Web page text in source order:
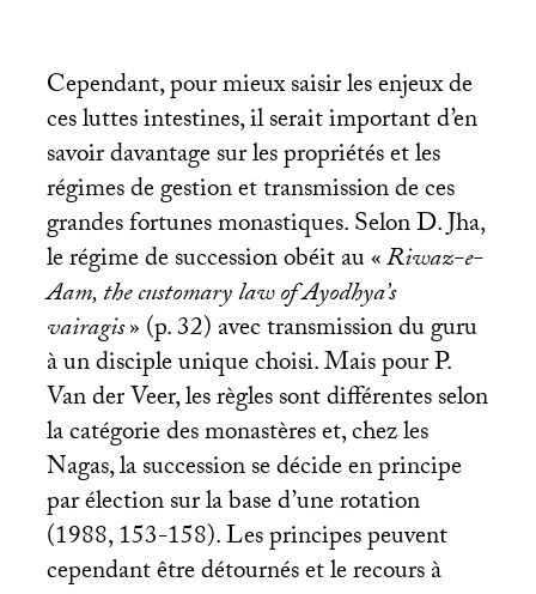
Cependant, pour mieux saisir les enjeux de
ces luttes intestines, il serait important d’en
savoir davantage sur les propriétés et les
régimes de gestion et transmission de ces
grandes fortunes monastiques. Selon D. Jha,
le régime de succession obéit au «Riwaz-e-
Aam, the customary law of Ayodhya’s
vairagis» (p. 32) avec transmission du guru
à un disciple unique choisi. Mais pour P.
Van der Veer, les règles sont différentes selon
la catégorie des monastères et, chez les
Nagas, la succession se décide en principe
par élection sur la base d’une rotation
(1988, 153-158). Les principes peuvent
cependant être détournés et le recours à